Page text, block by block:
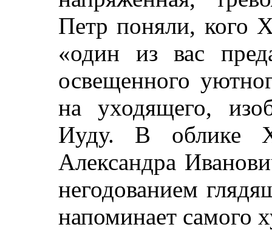
Петр поняли, кого
«один из вас
освещенного
на уходящего,
Иуду. В облике
Александра
негодованием
напоминает самого